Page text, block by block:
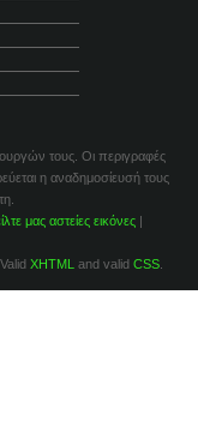
τους. Οι περιγραφές
η αναδημοσίευσή τους
μας αστείες εικόνες|
. Valid XHTML and valid CSS